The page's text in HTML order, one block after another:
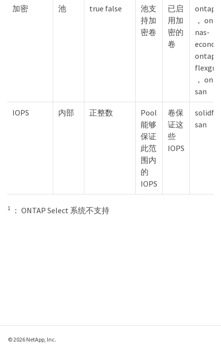
加密 池 true false
池支
持加
密卷
已启
用加
密的
卷
ontap-
，
nas-
ontap-
，
san
IOPS 内部 正整数
Pool
能够
保证
此范
围内
的
IOPS
卷保
证这
些
IOPS
san
1 ： ONTAP Select 系统不支持
© 2026 NetApp, Inc.